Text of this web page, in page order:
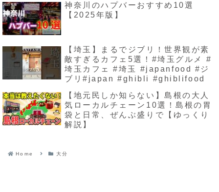
神奈川のハプバーおすすめ10選
【2025年版】
【埼玉】まるでジブリ！世界観が素
敵すぎるカフェ5選！#埼玉グルメ #
埼玉カフェ #埼玉 #japanfood #ジ
ブリ#japan #ghibli #ghiblifood
【地元民しか知らない】島根の大人
気ローカルチェーン10選！島根の胃
袋と日常、ぜんぶ盛りで【ゆっくり
解説】
Home 大分